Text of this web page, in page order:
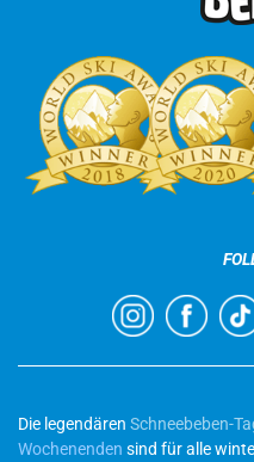
Die legendären Schneebeben-
Wochenenden sind für alle